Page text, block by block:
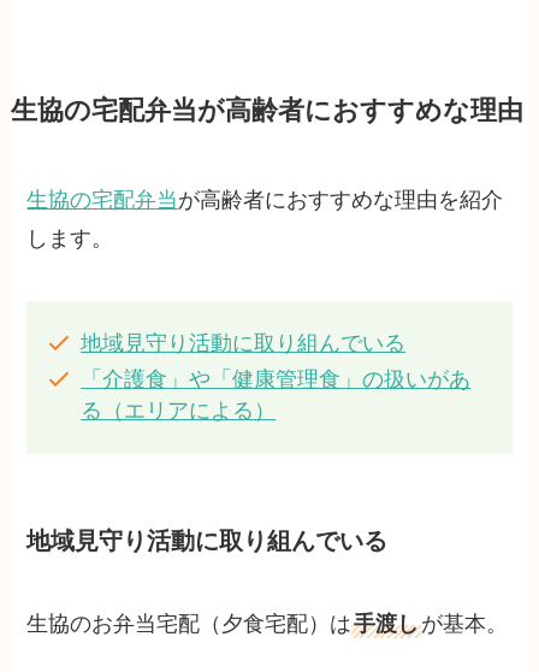
生協の宅配弁当が高齢者におすすめな理由
生協の宅配弁当が高齢者におすすめな理由を紹介
します。
地域見守り活動に取り組んでいる
「介護食」や「健康管理食」の扱いがあ
る（エリアによる）
地域見守り活動に取り組んでいる
生協のお弁当宅配（夕食宅配）は手渡しが基本。